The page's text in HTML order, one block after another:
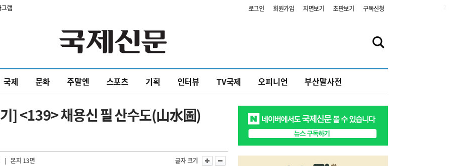
램 로그인 회원가입 지면보기 초판보기 구독신청
국제 문화 주말엔 스포츠 기획 인터뷰 TV국제 오피니언 부산말사전
] <139> 채용신 필 산수도(山水圖)
| 본지 13면 글자 크기